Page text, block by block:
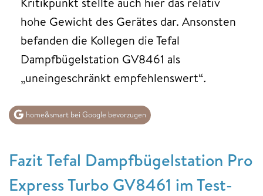
hohe Gewicht des Gerätes dar. Ansonsten
befanden die Kollegen die Tefal
Dampfbügelstation GV8461 als
„uneingeschränkt empfehlenswert“.
home&smart bei Google bevorzugen
Fazit Tefal Dampfbügelstation Pro
Express Turbo GV8461 im Test-